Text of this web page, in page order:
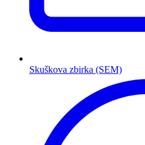
Skuškova zbirka (SEM)